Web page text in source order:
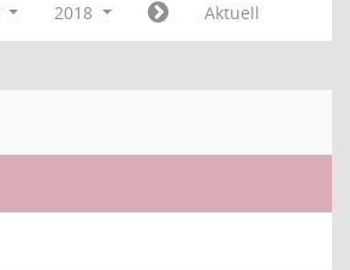
2018 Aktuell